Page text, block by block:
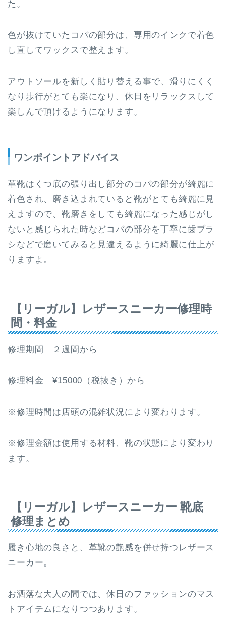
た。
色が抜けていたコバの部分は、専用のインクで着色
し直してワックスで整えます。
アウトソールを新しく貼り替える事で、滑りにくく
なり歩行がとても楽になり、休日をリラックスして
楽しんで頂けるようになります。
ワンポイントアドバイス
革靴はくつ底の張り出し部分のコバの部分が綺麗に
着色され、磨き込まれていると靴がとても綺麗に見
えますので、靴磨きをしても綺麗になった感じがし
ないと感じられた時などコバの部分を丁寧に歯ブラ
シなどで磨いてみると見違えるように綺麗に仕上が
りますよ。
【リーガル】レザースニーカー修理時
間・料金
修理期間 ２週間から
修理料金 ¥15000（税抜き）から
※修理時間は店頭の混雑状況により変わります。
※修理金額は使用する材料、靴の状態により変わり
ます。
【リーガル】レザースニーカー 靴底
修理まとめ
履き心地の良さと、革靴の艶感を併せ持つレザース
ニーカー。
お洒落な大人の間では、休日のファッションのマス
トアイテムになりつつあります。